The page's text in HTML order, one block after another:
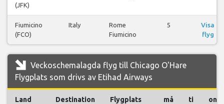
(JFK)
Fiumicino
(FCO)
Italy
Rome
Fiumicino
5
Visa
flyg
Veckoschemalagda flyg till Chicago O'Hare
Flygplats som drivs av Etihad Airways
Land Destination Flygplats må ti on